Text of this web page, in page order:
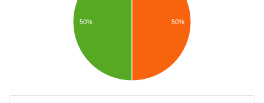
50% 50%